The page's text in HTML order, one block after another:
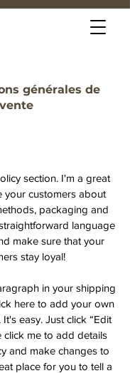
générales de
vente
section. I'm a great
your customers about
packaging and
language
make sure that your
stay loyal!
in your shipping
here to add your own
easy. Just click “Edit
click me to add details
and make changes to
place for you to tell a